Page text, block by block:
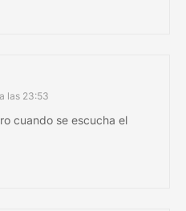
las 23:53
cuando se escucha el